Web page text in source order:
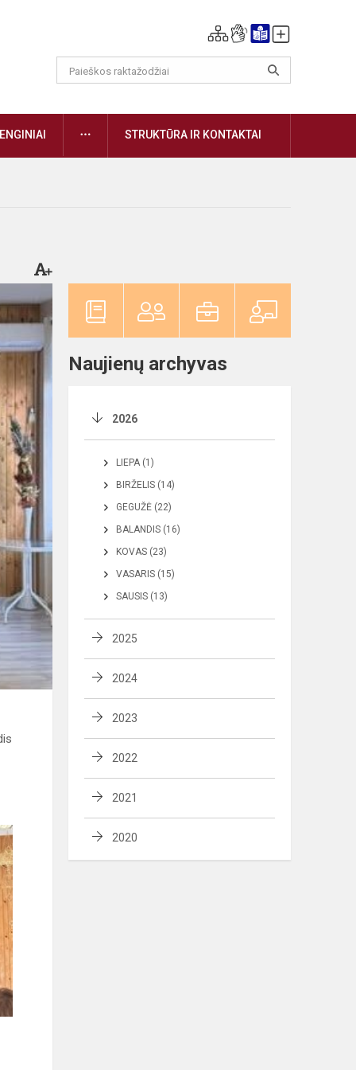
DAUGIAUSTRUKTŪRA IR KONTAKTAI
Naujienų archyvas
2026
LIEPA (1)
BIRŽELIS (14)
GEGUŽĖ (22)
BALANDIS (16)
KOVAS (23)
VASARIS (15)
SAUSIS (13)
2025
2024
2023
2022
2021
2020